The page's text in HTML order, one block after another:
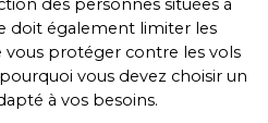
des personnes situées à
doit également limiter les
vous protéger contre les vols
vous devez choisir un
à vos besoins.